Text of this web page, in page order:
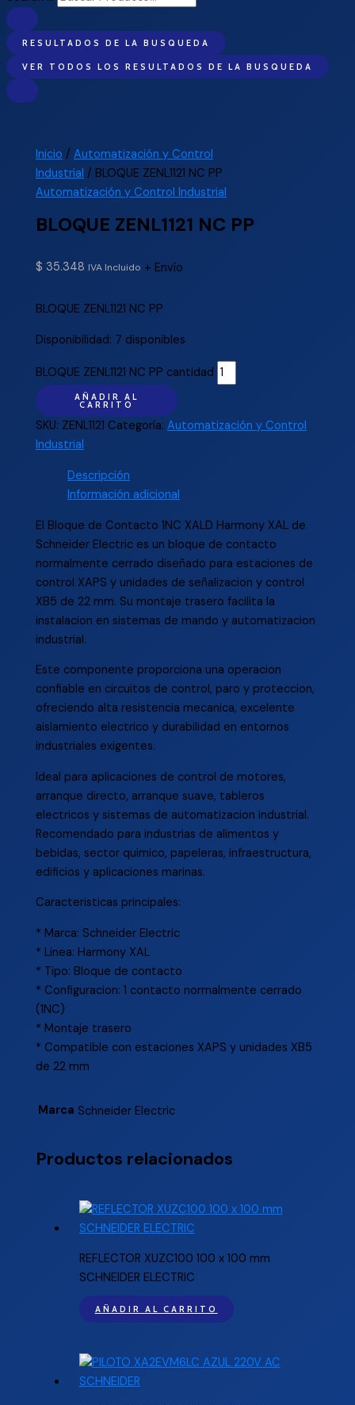
RESULTADOS DE LA BUSQUEDA
VER TODOS LOS RESULTADOS DE LA BUSQUEDA
Inicio /Automatización y Control
Industrial / BLOQUE ZENL1121 NC PP
Automatización y Control Industrial
BLOQUE ZENL1121 NC PP
$ 35.348 IVA Incluido + Envío
BLOQUE ZENL1121 NC PP
Disponibilidad: 7 disponibles
BLOQUE ZENL1121 NC PP cantidad
AÑADIR AL
CARRITO
SKU: ZENL1121 Categoría:Automatización y Control
Industrial
Descripción
Información adicional
El Bloque de Contacto 1NC XALD Harmony XAL de
Schneider Electric es un bloque de contacto
normalmente cerrado diseñado para estaciones de
control XAPS y unidades de señalizacion y control
XB5 de 22 mm. Su montaje trasero facilita la
instalacion en sistemas de mando y automatizacion
industrial.
Este componente proporciona una operacion
confiable en circuitos de control, paro y proteccion,
ofreciendo alta resistencia mecanica, excelente
aislamiento electrico y durabilidad en entornos
industriales exigentes.
Ideal para aplicaciones de control de motores,
arranque directo, arranque suave, tableros
electricos y sistemas de automatizacion industrial.
Recomendado para industrias de alimentos y
bebidas, sector quimico, papeleras, infraestructura,
edificios y aplicaciones marinas.
Caracteristicas principales:
* Marca: Schneider Electric
* Linea: Harmony XAL
* Tipo: Bloque de contacto
* Configuracion: 1 contacto normalmente cerrado
(1NC)
* Montaje trasero
* Compatible con estaciones XAPS y unidades XB5
de 22 mm
Marca Schneider Electric
Productos relacionados
REFLECTOR XUZC100 100 x 100 mm
SCHNEIDER ELECTRIC
AÑADIR AL CARRITO